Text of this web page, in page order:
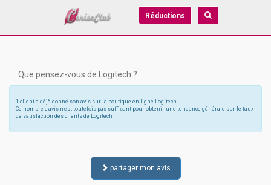
Réductions
Que pensez-vous de Logitech ?
1 client a déjà donné son avis sur la boutique en ligne Logitech
Ce nombre d'avis n'est toutefois pas suffisant pour obtenir une tendance générale sur le taux
de satisfaction des clients de Logitech
partager mon avis